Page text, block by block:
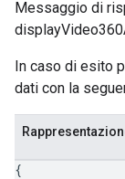
Messaggio di
In caso di esito
dati con la
{